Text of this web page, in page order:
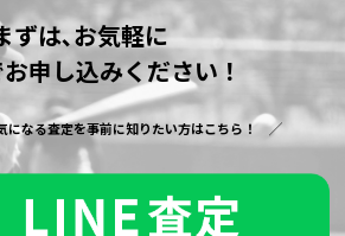
ずは､お気軽に
申し込みください！
になる査定を事前に知りたい方はこちら！